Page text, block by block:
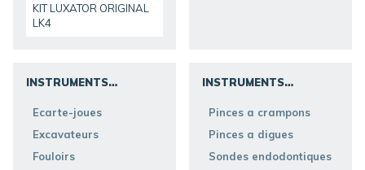
KIT LUXATOR ORIGINAL
LK4
INSTRUMENTS
Ecarte-joues
Excavateurs
Fouloirs
INSTRUMENTS
ENTDECKEN SIE
Pinces a crampons
Pinces a digues
Sondes endodontiques